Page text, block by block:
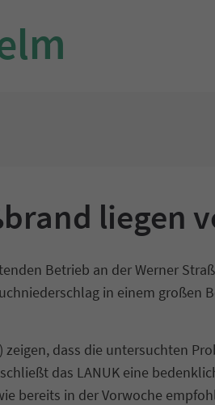
liegen
Betrieb an der Werner
in einem
dass die untersuchten
das LANUK eine
bereits in der Vorwoche